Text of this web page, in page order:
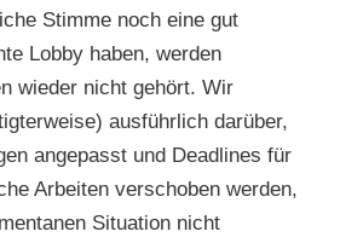
Stimme noch eine gut
Lobby haben, werden
wieder nicht gehört. Wir
ausführlich darüber,
angepasst und Deadlines für
Arbeiten verschoben werden,
Situation nicht